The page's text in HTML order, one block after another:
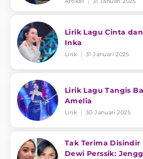
Lirik Lagu Cinta
Inka
Lirik 31 Januari 2025
Lirik Lagu Tangis
Amelia
Lirik 30 Januari 2025
Tak Terima
Dewi Perssik: